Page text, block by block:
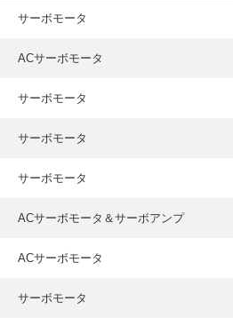
サーボモータ
ACサーボモータ
サーボモータ
サーボモータ
サーボモータ
ACサーボモータ＆サーボアンプ
ACサーボモータ
サーボモータ